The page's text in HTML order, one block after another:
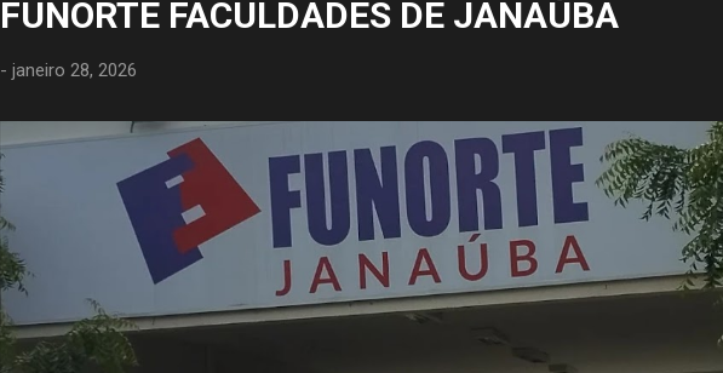
FUNORTE FACULDADES DE JANAÚBA
- janeiro 28, 2026